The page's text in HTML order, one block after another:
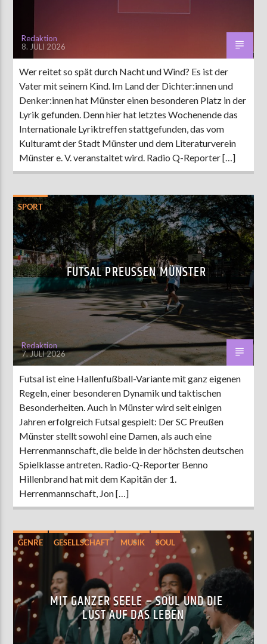
Redaktion
8. JULI 2026
Wer reitet so spät durch Nacht und Wind? Es ist der
Vater mit seinem Kind. Im Land der Dichter:innen und
Denker:innen hat Münster einen besonderen Platz in der
Lyrik gefunden. Denn hier hat letztes Wochenende das
Internationale Lyriktreffen stattgefunden, das vom
Kulturamt der Stadt Münster und dem Literaturverein
Münster e. V. veranstaltet wird. Radio Q-Reporter […]
SPORT
FUTSAL PREUSSEN MÜNSTER
Redaktion
7. JULI 2026
Futsal ist eine Hallenfußball-Variante mit ganz eigenen
Regeln, einer besonderen Dynamik und taktischen
Besonderheiten. Auch in Münster wird seit einigen
Jahren erfolgreich Futsal gespielt: Der SC Preußen
Münster stellt sowohl eine Damen, als auch eine
Herrenmannschaft, die beide in der höchsten deutschen
Spielklasse antreten. Radio-Q-Reporter Benno
Hillenbrand hat mit dem Kapitän der 1.
Herrenmannschaft, Jon […]
GENRE GESELLSCHAFT MUSIK SOUL
MIT GANZER SEELE – SOUL UND DIE
LUST AUF DAS LEBEN